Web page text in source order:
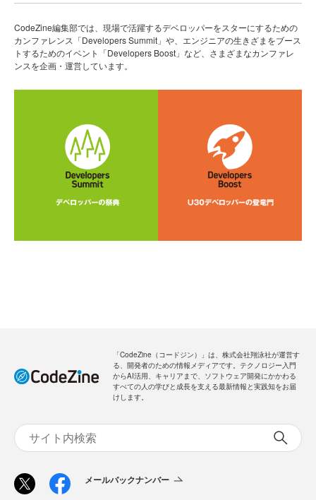
CodeZine編集部では、現場で活躍するデベロッパーをスターにするための
カンファレンス「Developers Summit」や、エンジニアの生きざまをブース
トするためのイベント「Developers Boost」など、さまざまなカンファレ
ンスを企画・運営しています。
「CodeZine（コードジン）」は、株式会社翔泳社が運営す
る、開発者のための情報メディアです。テクノロジー入門
からAI活用、キャリアまで、ソフトウェア開発にかかわる
すべての人の学びと成長を支える最新情報と実践知をお届
けします。
メールバックナンバー